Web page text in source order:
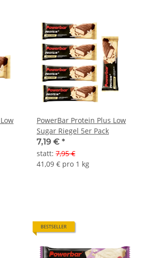
PowerBar Protein Plus Low
Sugar Riegel 5er Pack
7,19 € *
statt: 7,95 €
41,09 € pro 1 kg
BESTSELLER